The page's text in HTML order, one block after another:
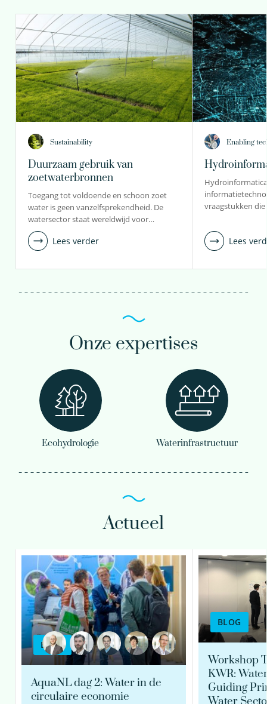
Sustainability
Duurzaam gebruik van
zoetwaterbronnen
Toegang tot voldoende en schoon zoet
water is geen vanzelfsprekendheid. De
watersector staat wereldwijd voor…
Lees verder
Enabling
vraagstukken
Lees
Onze expertises
Ecohydrologie Waterinfrastructuur
Actueel
BLOG
AquaNL dag 2: Water in de
circulaire economie
BLOG
Workshop
KWR:
Guiding